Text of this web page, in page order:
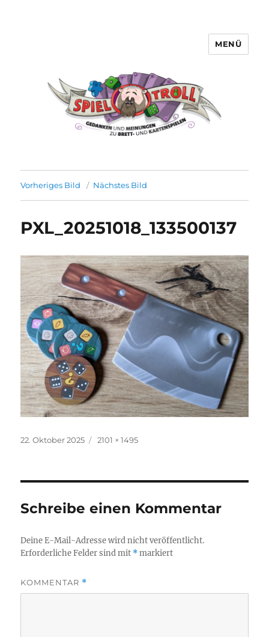
MENÜ
Vorheriges Bild Nächstes Bild
PXL_20251018_133500137
Veröffentlicht
22. Oktober 2025 Originalgröße
2101 × 1495
Schreibe einen Kommentar
Deine E-Mail-Adresse wird nicht veröffentlicht.
Erforderliche Felder sind mit *markiert
KOMMENTAR *